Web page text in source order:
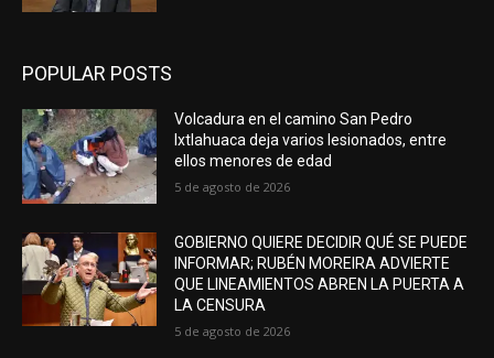
POPULAR POSTS
Volcadura en el camino San Pedro
Ixtlahuaca deja varios lesionados, entre
ellos menores de edad
5 de agosto de 2026
GOBIERNO QUIERE DECIDIR QUÉ SE PUEDE
INFORMAR; RUBÉN MOREIRA ADVIERTE
QUE LINEAMIENTOS ABREN LA PUERTA A
LA CENSURA
5 de agosto de 2026